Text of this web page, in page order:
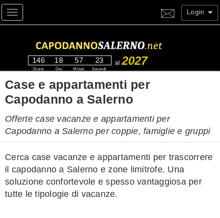
Toggle navigation Login
146
Giorni
18
Ore
57
Minuti
22
Secondi
al 2027
Case e appartamenti per
Capodanno a Salerno
Offerte case vacanze e appartamenti per
Capodanno a Salerno per coppie, famiglie e gruppi
Cerca case vacanze e appartamenti per trascorrere
il capodanno a Salerno e zone limitrofe. Una
soluzione confortevole e spesso vantaggiosa per
tutte le tipologie di vacanze.